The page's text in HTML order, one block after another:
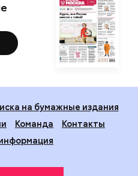
на бумажные издания
Команда
Контакты